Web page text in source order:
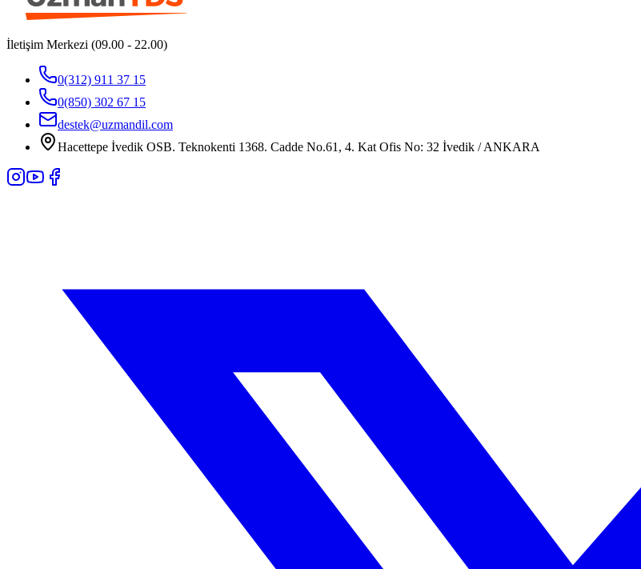
İletişim Merkezi (09.00 - 22.00)
0(312) 911 37 15
0(850) 302 67 15
destek@uzmandil.com
Hacettepe İvedik OSB. Teknokenti 1368. Cadde No.61, 4. Kat Ofis No: 32 İvedik / ANKARA